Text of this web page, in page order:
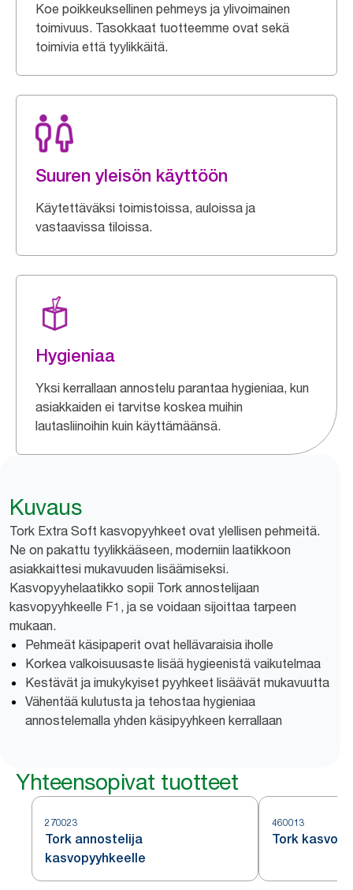
Koe poikkeuksellinen pehmeys ja ylivoimainen
toimivuus. Tasokkaat tuotteemme ovat sekä
toimivia että tyylikkäitä.
Suuren yleisön käyttöön
Käytettäväksi toimistoissa, auloissa ja
vastaavissa tiloissa.
Hygieniaa
Yksi kerrallaan annostelu parantaa hygieniaa, kun
asiakkaiden ei tarvitse koskea muihin
lautasliinoihin kuin käyttämäänsä.
Kuvaus
Tork Extra Soft kasvopyyhkeet ovat ylellisen pehmeitä.
Ne on pakattu tyylikkääseen, moderniin laatikkoon
asiakkaittesi mukavuuden lisäämiseksi.
Kasvopyyhelaatikko sopii Tork annostelijaan
kasvopyyhkeelle F1, ja se voidaan sijoittaa tarpeen
mukaan.
Pehmeät käsipaperit ovat hellävaraisia iholle
Korkea valkoisuusaste lisää hygieenistä vaikutelmaa
Kestävät ja imukykyiset pyyhkeet lisäävät mukavuutta
Vähentää kulutusta ja tehostaa hygieniaa
annostelemalla yhden käsipyyhkeen kerrallaan
Yhteensopivat tuotteet
270023
Tork annostelija
kasvopyyhkeelle
460013
Tork